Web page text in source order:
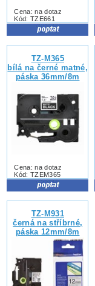
Cena: na dotaz
Kód: TZE661
TZ-M365
bílá na černé matné,
páska 36mm/8m
Cena: na dotaz
Kód: TZEM365
TZ-M931
černá na stříbrné,
páska 12mm/8m